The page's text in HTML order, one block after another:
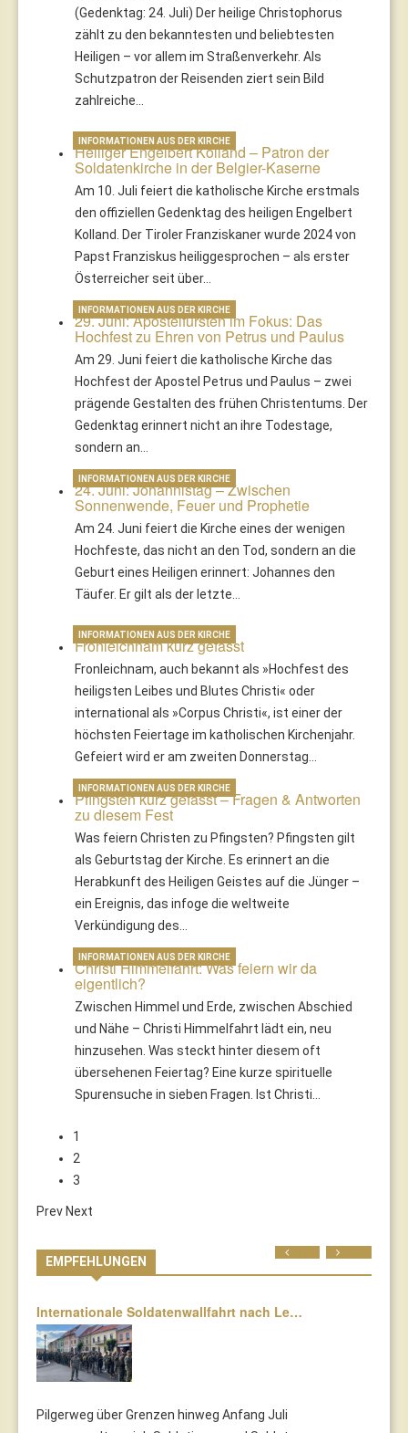
(Gedenktag: 24. Juli) Der heilige Christophorus
zählt zu den bekanntesten und beliebtesten
Heiligen – vor allem im Straßenverkehr. Als
Schutzpatron der Reisenden ziert sein Bild
zahlreiche…
Heiliger Engelbert Kolland – Patron der
Soldatenkirche in der Belgier-Kaserne
Am 10. Juli feiert die katholische Kirche erstmals
den offiziellen Gedenktag des heiligen Engelbert
Kolland. Der Tiroler Franziskaner wurde 2024 von
Papst Franziskus heiliggesprochen – als erster
Österreicher seit über…
INFORMATIONEN AUS DER KIRCHE
29. Juni: Apostelfürsten im Fokus: Das
Hochfest zu Ehren von Petrus und Paulus
Am 29. Juni feiert die katholische Kirche das
Hochfest der Apostel Petrus und Paulus – zwei
prägende Gestalten des frühen Christentums. Der
Gedenktag erinnert nicht an ihre Todestage,
sondern an…
INFORMATIONEN AUS DER KIRCHE
24. Juni: Johannistag – Zwischen
Sonnenwende, Feuer und Prophetie
Am 24. Juni feiert die Kirche eines der wenigen
Hochfeste, das nicht an den Tod, sondern an die
Geburt eines Heiligen erinnert: Johannes den
Täufer. Er gilt als der letzte…
INFORMATIONEN AUS DER KIRCHE
Fronleichnam kurz gefasst
Fronleichnam, auch bekannt als »Hochfest des
heiligsten Leibes und Blutes Christi« oder
international als »Corpus Christi«, ist einer der
höchsten Feiertage im katholischen Kirchenjahr.
Gefeiert wird er am zweiten Donnerstag…
INFORMATIONEN AUS DER KIRCHE
Pfingsten kurz gefasst – Fragen & Antworten
zu diesem Fest
Was feiern Christen zu Pfingsten? Pfingsten gilt
als Geburtstag der Kirche. Es erinnert an die
Herabkunft des Heiligen Geistes auf die Jünger –
ein Ereignis, das infoge die weltweite
Verkündigung des…
INFORMATIONEN AUS DER KIRCHE
Christi Himmelfahrt: Was feiern wir da
eigentlich?
Zwischen Himmel und Erde, zwischen Abschied
und Nähe – Christi Himmelfahrt lädt ein, neu
hinzusehen. Was steckt hinter diesem oft
übersehenen Feiertag? Eine kurze spirituelle
Spurensuche in sieben Fragen. Ist Christi…
INFORMATIONEN AUS DER KIRCHE
1
2
3
PrevNext
EMPFEHLUNGEN
Internationale Soldatenwallfahrt nach Le…
Pilgerweg über Grenzen hinweg Anfang Juli